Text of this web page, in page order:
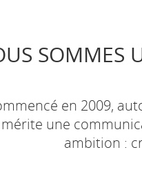
SOMMES
en 2009,
une
ambition :